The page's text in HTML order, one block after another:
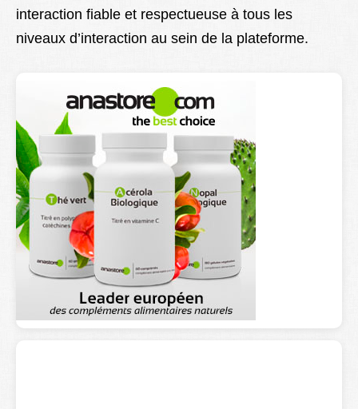
interaction fiable et respectueuse à tous les
niveaux d’interaction au sein de la plateforme.